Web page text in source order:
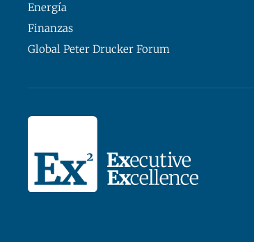
Energía
Finanzas
Global Peter Drucker Forum